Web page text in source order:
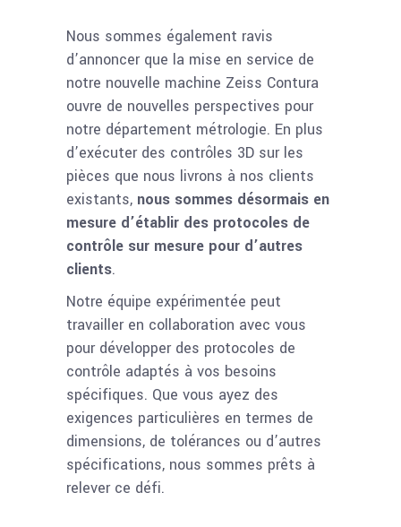
Nous sommes également ravis
d’annoncer que la mise en service de
notre nouvelle machine Zeiss Contura
ouvre de nouvelles perspectives pour
notre département métrologie. En plus
d’exécuter des contrôles 3D sur les
pièces que nous livrons à nos clients
existants, nous sommes désormais en
mesure d’établir des protocoles de
contrôle sur mesure pour d’autres
clients.
Notre équipe expérimentée peut
travailler en collaboration avec vous
pour développer des protocoles de
contrôle adaptés à vos besoins
spécifiques. Que vous ayez des
exigences particulières en termes de
dimensions, de tolérances ou d’autres
spécifications, nous sommes prêts à
relever ce défi.